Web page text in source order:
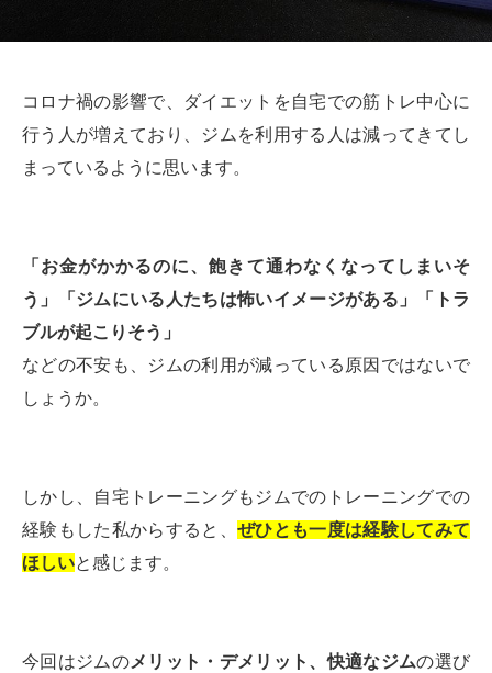
コロナ禍の影響で、ダイエットを自宅での筋トレ中心に
行う人が増えており、ジムを利用する人は減ってきてし
まっているように思います。
「お金がかかるのに、飽きて通わなくなってしまいそ
う」「ジムにいる人たちは怖いイメージがある」「トラ
ブルが起こりそう」
などの不安も、ジムの利用が減っている原因ではないで
しょうか。
しかし、自宅トレーニングもジムでのトレーニングでの
経験もした私からすると、 ぜひとも一度は経験してみて
ほしいと感じます。
今回はジムのメリット・デメリット、快適なジムの選び